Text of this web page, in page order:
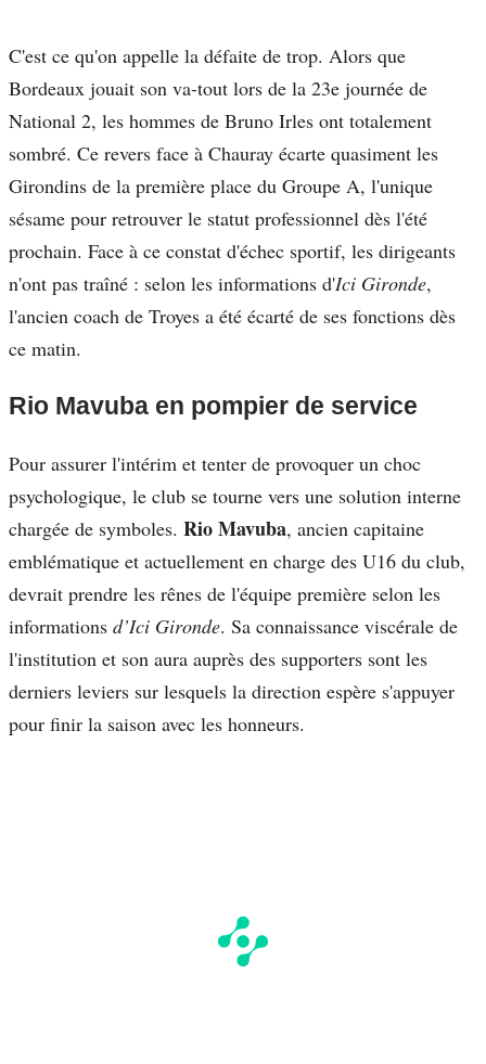
C'est ce qu'on appelle la défaite de trop. Alors que
Bordeaux jouait son va-tout lors de la 23e journée de
National 2, les hommes de Bruno Irles ont totalement
sombré. Ce revers face à Chauray écarte quasiment les
Girondins de la première place du Groupe A, l'unique
sésame pour retrouver le statut professionnel dès l'été
prochain. Face à ce constat d'échec sportif, les dirigeants
n'ont pas traîné : selon les informations d'Ici Gironde,
l'ancien coach de Troyes a été écarté de ses fonctions dès
ce matin.
Rio Mavuba en pompier de service
Pour assurer l'intérim et tenter de provoquer un choc
psychologique, le club se tourne vers une solution interne
chargée de symboles. Rio Mavuba, ancien capitaine
emblématique et actuellement en charge des U16 du club,
devrait prendre les rênes de l'équipe première selon les
informations d’Ici Gironde. Sa connaissance viscérale de
l'institution et son aura auprès des supporters sont les
derniers leviers sur lesquels la direction espère s'appuyer
pour finir la saison avec les honneurs.